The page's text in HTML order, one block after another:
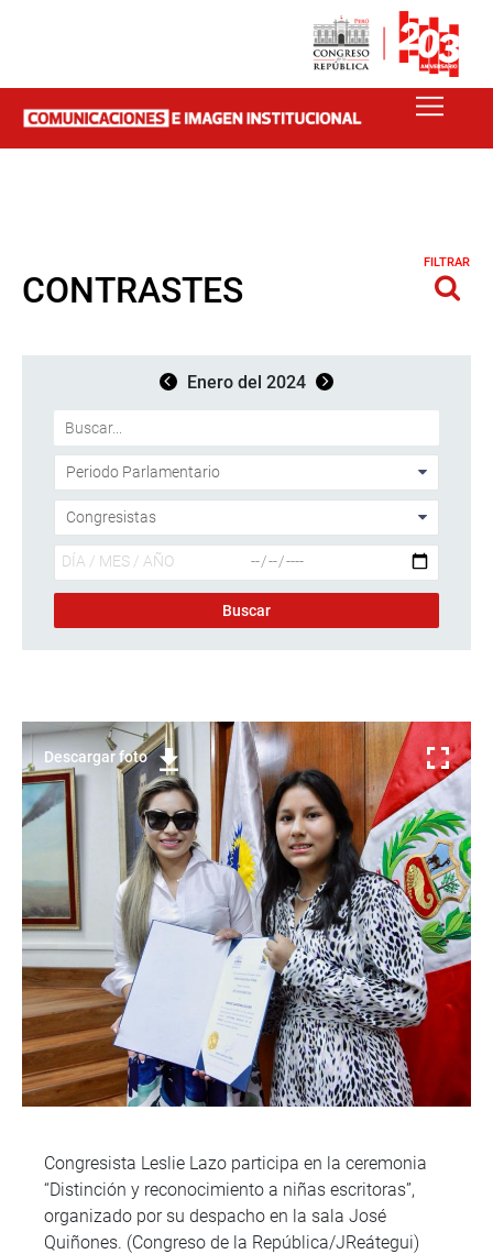
CONTRASTES
FILTRAR
Enero del 2024
Descargar foto
Congresista Leslie Lazo participa en la ceremonia
“Distinción y reconocimiento a niñas escritoras”,
organizado por su despacho en la sala José
Quiñones. (Congreso de la República/JReátegui)